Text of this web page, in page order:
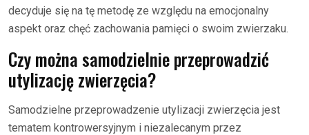
decyduje się na tę metodę ze względu na emocjonalny
aspekt oraz chęć zachowania pamięci o swoim zwierzaku.
Czy można samodzielnie przeprowadzić
utylizację zwierzęcia?
Samodzielne przeprowadzenie utylizacji zwierzęcia jest
tematem kontrowersyjnym i niezalecanym przez